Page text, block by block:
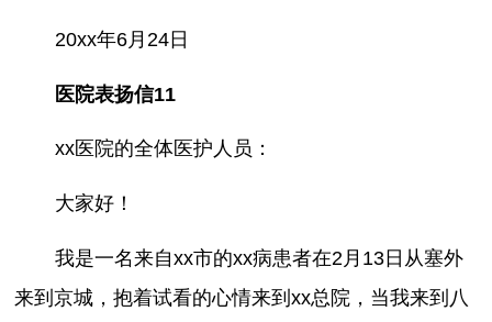
20xx年6月24日
医院表扬信11
xx医院的全体医护人员：
大家好！
我是一名来自xx市的xx病患者在2月13日从塞外
来到京城，抱着试看的心情来到xx总院，当我来到八